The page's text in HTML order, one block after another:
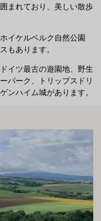
まれており、美しい散歩
イケルベルク自然公園
もあります。
イツ最古の遊園地、野生
パーク、トリップスドリ
ンハイム城があります。